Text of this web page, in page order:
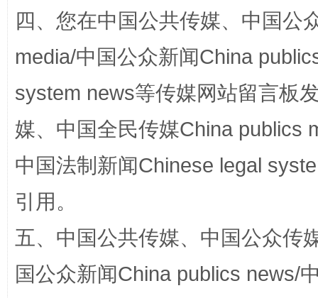
四、您在中国公共传媒、中国公
media/中国公众新闻China
system news等传媒网站留言板
媒、中国全民传媒China publics
中国法制新闻Chinese legal
引用。
五、中国公共传媒、中国公众传
国公众新闻China publics news/